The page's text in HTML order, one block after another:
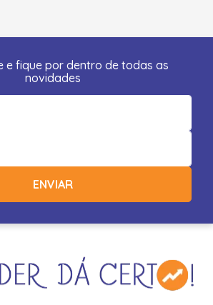
e fique por dentro de todas as
novidades
ENVIAR